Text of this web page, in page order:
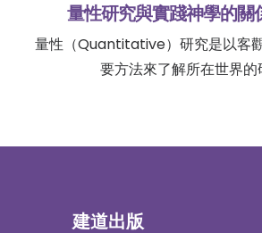
量性研究與實踐神學的關
量性（Quantitative）研究是以客
要方法來了解所在世界的
建道出版